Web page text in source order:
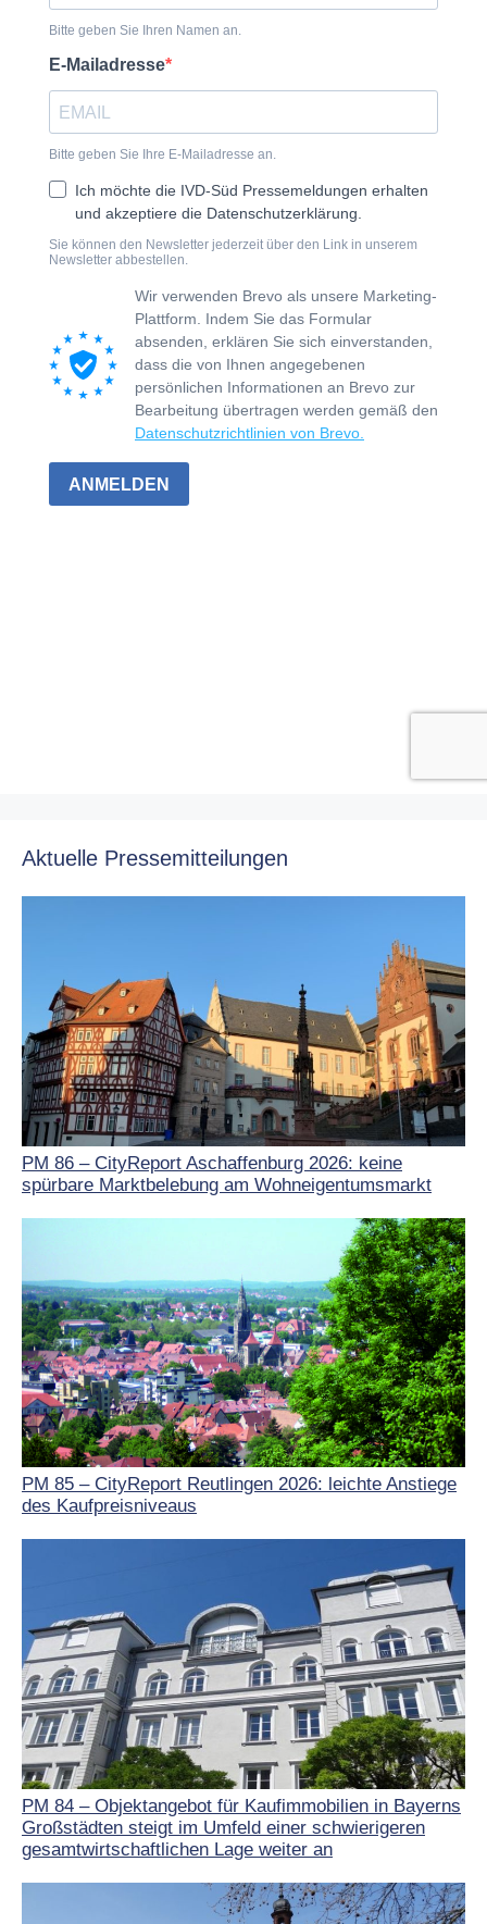
Aktuelle Pressemitteilungen
PM 86 – CityReport Aschaffenburg 2026: keine
spürbare Marktbelebung am Wohneigentumsmarkt
PM 85 – CityReport Reutlingen 2026: leichte Anstiege
des Kaufpreisniveaus
PM 84 – Objektangebot für Kaufimmobilien in Bayerns
Großstädten steigt im Umfeld einer schwierigeren
gesamtwirtschaftlichen Lage weiter an